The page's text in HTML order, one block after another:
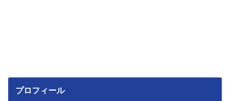
プロフィール